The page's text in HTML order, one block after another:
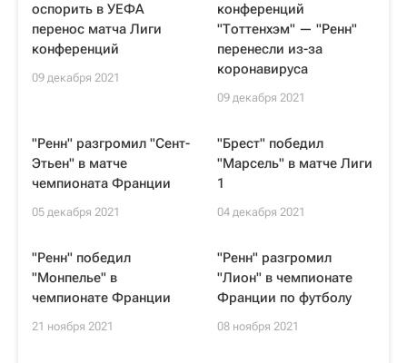
оспорить в УЕФА
перенос матча Лиги
конференций
09 декабря 2021
конференций
"Тоттенхэм" — "Ренн"
перенесли из-за
коронавируса
09 декабря 2021
"Ренн" разгромил "Сент-
Этьен" в матче
чемпионата Франции
05 декабря 2021
"Брест" победил
"Марсель" в матче Лиги
1
04 декабря 2021
"Ренн" победил
"Монпелье" в
чемпионате Франции
21 ноября 2021
"Ренн" разгромил
"Лион" в чемпионате
Франции по футболу
08 ноября 2021